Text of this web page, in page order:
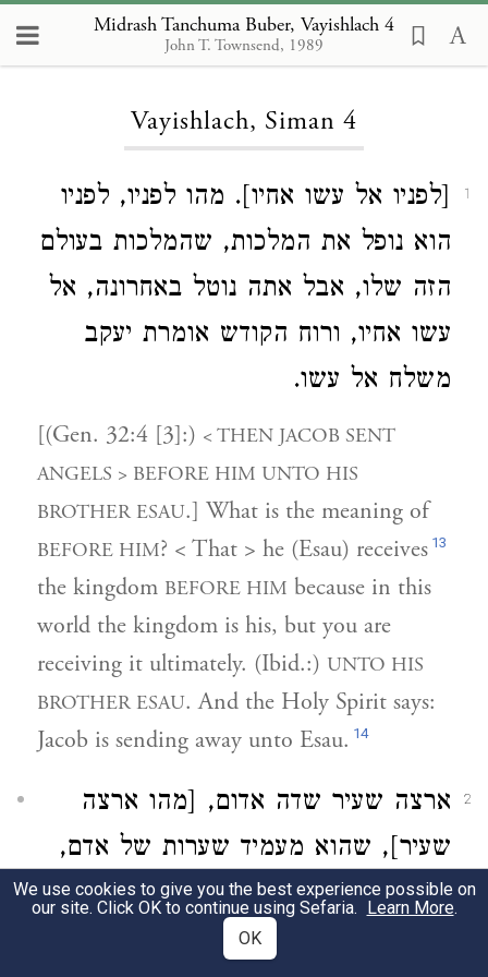
Midrash Tanchuma Buber, Vayishlach 4
John T. Townsend, 1989
Loading...
Vayishlach, Siman 4
1
[לפניו אל עשו אחיו]. מהו לפניו, לפניו
הוא נופל את המלכות, שהמלכות בעולם
הזה שלו, אבל אתה נוטל באחרונה, אל
עשו אחיו, ורוח הקודש אומרת יעקב
משלח אל עשו.
[(Gen. 32:4 [3]:) < THEN JACOB SENT
ANGELS > BEFORE HIM UNTO HIS
BROTHER ESAU.] What is the meaning of
BEFORE HIM? < That > he (Esau) receives 13
the kingdom BEFORE HIM because in this
world the kingdom is his, but you are
receiving it ultimately. (Ibid.:) UNTO HIS
BROTHER ESAU. And the Holy Spirit says:
Jacob is sending away unto Esau. 14
2
ארצה שעיר שדה אדום, [מהו ארצה
שעיר], שהוא מעמיד שערות של אדם,
שדה אדום, הוא אדום, ומאכלו אדום,
וגבוריו אדומים, ולבושו אדום, ומגיניו
We use cookies to give you the best experience possible on
our site. Click OK to continue using Sefaria. Learn More.
OK